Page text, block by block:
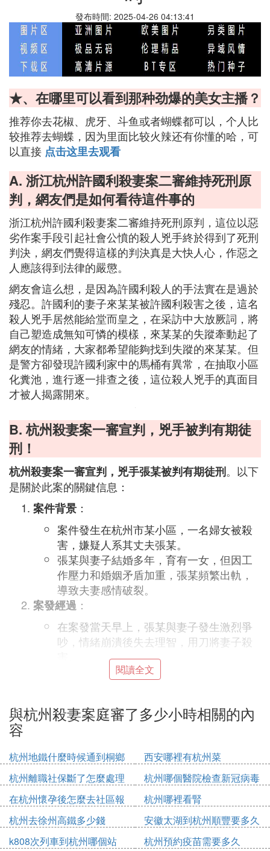
發布時間: 2025-04-26 04:13:41
★、在哪里可以看到那种劲爆的美女主播？
推荐你去花椒、虎牙、斗鱼或者蝴蝶都可以，个人比
较推荐去蝴蝶，因为里面比较火辣还有你懂的哈，可
以直接 点击这里去观看
A. 浙江杭州許國利殺妻案二審維持死刑原
判，網友們是如何看待這件事的
浙江杭州許國利殺妻案二審維持死刑原判，這位以惡
劣作案手段引起社會公憤的殺人兇手終於得到了死刑
判決，網友們覺得這樣的判決真是大快人心，作惡之
人應該得到法律的嚴懲。
網友會這么想，是因為許國利殺人的手法實在是過於
殘忍。許國利的妻子來某某被許國利殺害之後，這名
殺人兇手居然能給堂而皇之，在采訪中大放厥詞，將
自己塑造成無知可憐的模樣，來某某的失蹤牽動起了
網友的情緒，大家都希望能夠找到失蹤的來某某。但
是警方卻發現許國利家中的馬桶有異常，在抽取小區
化糞池，進行逐一排查之後，這位殺人兇手的真面目
才被人揭露開來。
B. 杭州殺妻案一審宣判，兇手被判有期徒
刑！
杭州殺妻案一審宣判，兇手張某被判有期徒刑。以下
是關於此案的關鍵信息：
案件背景 ：
案件發生在杭州市某小區，一名婦女被殺
害，嫌疑人系其丈夫張某。
張某與妻子結婚多年，育有一女，但因工
作壓力和婚姻矛盾加重，張某頻繁出軌，
導致夫妻感情破裂。
案發經過 ：
在案發當天早上，張某與妻子發生激烈爭
吵，情緒崩潰後失去理智，用刀將妻子殺
事發後，張某企圖自殺，但倖存了下來。
在一審庭審中，張某認罪認罰，並向家人
和社會公開道歉。
重，最終被法院判處有期徒刑。
社會警示：
此案警示我們，婚姻是承擔責任的人生大
事，需要雙方共同努力維護。
任何違法行為都有嚴重的後果，不僅影響
個人，還可能對整個社會造成負面影響。
閱讀全文
與杭州殺妻案庭審了多少小時相關的內
容
杭州地鐵什麼時候通到桐鄉
西安哪裡有杭州菜
杭州離職社保斷了怎麼處理
杭州哪個醫院檢查新冠病毒
在杭州懷孕後怎麼去社區報
備
杭州哪裡看腎
杭州去徐州高鐵多少錢
安徽太湖到杭州順豐要多久
k808次列車到杭州哪個站
杭州預約疫苗需要多久